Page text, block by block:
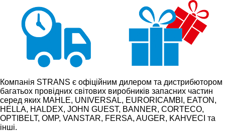
Компанія STRANS є офіційним дилером та дистрибютором
багатьох провідних світових виробників запасних частин
серед яких MAHLE, UNIVERSAL, EURORICAMBI, EATON,
HELLA, HALDEX, JOHN GUEST, BANNER, CORTECO,
OPTIBELT, OMP, VANSTAR, FERSA, AUGER, KAHVECI та
інші.